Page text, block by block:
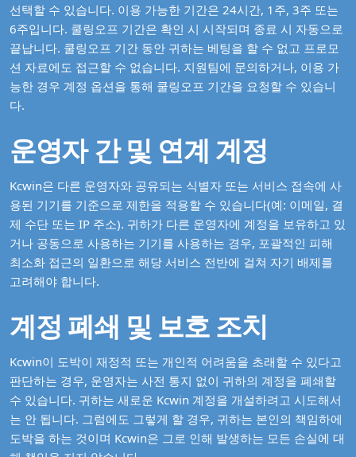
선택할 수 있습니다. 이용 가능한 기간은 24시간, 1주, 3주 또는
6주입니다. 쿨링오프 기간은 확인 시 시작되며 종료 시 자동으로
끝납니다. 쿨링오프 기간 동안 귀하는 베팅을 할 수 없고 프로모
션 자료에도 접근할 수 없습니다. 지원팀에 문의하거나, 이용 가
능한 경우 계정 옵션을 통해 쿨링오프 기간을 요청할 수 있습니
다.
운영자 간 및 연계 계정
Kcwin은 다른 운영자와 공유되는 식별자 또는 서비스 접속에 사
용된 기기를 기준으로 제한을 적용할 수 있습니다(예: 이메일, 결
제 수단 또는 IP 주소). 귀하가 다른 운영자에 계정을 보유하고 있
거나 공동으로 사용하는 기기를 사용하는 경우, 포괄적인 피해
최소화 접근의 일환으로 해당 서비스 전반에 걸쳐 자기 배제를
고려해야 합니다.
계정 폐쇄 및 보호 조치
Kcwin이 도박이 재정적 또는 개인적 어려움을 초래할 수 있다고
판단하는 경우, 운영자는 사전 통지 없이 귀하의 계정을 폐쇄할
수 있습니다. 귀하는 새로운 Kcwin 계정을 개설하려고 시도해서
는 안 됩니다. 그럼에도 그렇게 할 경우, 귀하는 본인의 책임하에
도박을 하는 것이며 Kcwin은 그로 인해 발생하는 모든 손실에 대